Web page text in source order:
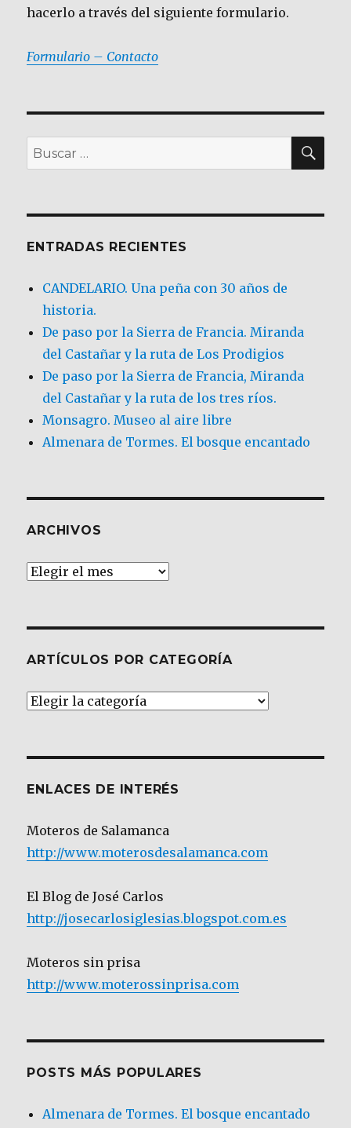
hacerlo a través del siguiente formulario.
Formulario – Contacto
Buscar
por:
ENTRADAS RECIENTES
CANDELARIO. Una peña con 30 años de
historia.
De paso por la Sierra de Francia. Miranda
del Castañar y la ruta de Los Prodigios
De paso por la Sierra de Francia, Miranda
del Castañar y la ruta de los tres ríos.
Monsagro. Museo al aire libre
Almenara de Tormes. El bosque encantado
ARCHIVOS
Archivos
ARTÍCULOS POR CATEGORÍA
Artículos
ENLACES DE INTERÉS
Moteros de Salamanca
http://www.moterosdesalamanca.com
El Blog de José Carlos
http://josecarlosiglesias.blogspot.com.es
Moteros sin prisa
http://www.moterossinprisa.com
POSTS MÁS POPULARES
Almenara de Tormes. El bosque encantado